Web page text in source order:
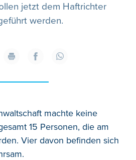
jetzt dem Haftrichter
werden.
machte keine
15 Personen, die am
Vier davon befinden sich